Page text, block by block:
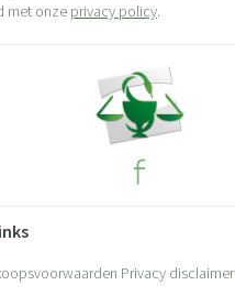
met onze privacy policy.
Privacy disclaimer